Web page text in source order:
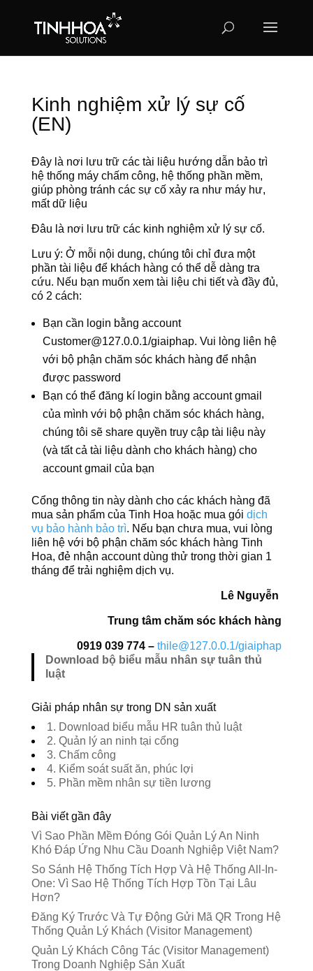
Kinh nghiệm xử lý sự cố
(EN)
Đây là nơi lưu trữ các tài liệu hướng dẫn bảo trì
hệ thống máy chấm công, hệ thống phần mềm,
giúp phòng tránh các sự cố xảy ra như máy hư,
mất dữ liệu
Đâu là nơi lưu trữ các kinh nghiệm xử lý sự cố.
Lưu ý: Ở mỗi nội dung, chúng tôi chỉ đưa một
phần tài liệu để khách hàng có thể dễ dàng tra
cứu. Nếu bạn muốn xem tài liệu chi tiết và đầy đủ,
có 2 cách:
Bạn cần login bằng account
Customer@127.0.0.1/giaiphap. Vui lòng liên hệ
với bộ phận chăm sóc khách hàng để nhận
được password
Bạn có thể đăng kí login bằng account gmail
của mình với bộ phận chăm sóc khách hàng,
chúng tôi sẽ share quyền truy cập tài liệu này
(và tất cả tài liệu dành cho khách hàng) cho
account gmail của bạn
Cổng thông tin này dành cho các khách hàng đã
mua sản phẩm của Tinh Hoa hoặc mua gói dịch
vụ bảo hành bảo trì. Nếu bạn chưa mua, vui lòng
liên hệ với bộ phận chăm sóc khách hàng Tinh
Hoa, đẻ nhận account dùng thử trong thời gian 1
tháng để trải nghiệm dịch vụ.
Lê Nguyễn
Trung tâm chăm sóc khách hàng
0919 039 774 – thile@127.0.0.1/giaiphap
Download bộ biểu mẫu nhân sự tuân thủ
luật
Giải pháp nhân sự trong DN sản xuất
1. Download biểu mẫu HR tuân thủ luật
2. Quản lý an ninh tại cổng
3. Chấm công
4. Kiểm soát suất ăn, phúc lợi
5. Phần mềm nhân sự tiền lương
Bài viết gần đây
Vì Sao Phần Mềm Đóng Gói Quản Lý An Ninh
Khó Đáp Ứng Nhu Cầu Doanh Nghiệp Việt Nam?
So Sánh Hệ Thống Tích Hợp Và Hệ Thống All-In-
One: Vì Sao Hệ Thống Tích Hợp Tồn Tại Lâu
Hơn?
Đăng Ký Trước Và Tự Động Gửi Mã QR Trong Hệ
Thống Quản Lý Khách (Visitor Management)
Quản Lý Khách Công Tác (Visitor Management)
Trong Doanh Nghiệp Sản Xuất